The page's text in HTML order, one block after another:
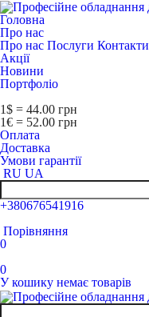
Головна
Про нас
Про нас Послуги Контакти
Акції
Новини
Портфоліо
1$ = 44.00 грн
1€ = 52.00 грн
Оплата
Доставка
Умови гарантії
RU UA
+380676541916
Порівняння
0
0
У кошику немає товарів